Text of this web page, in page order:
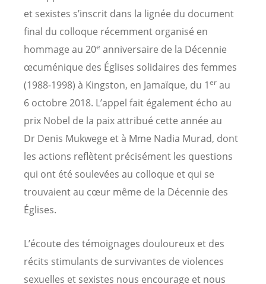
et sexistes s’inscrit dans la lignée du document
final du colloque récemment organisé en
hommage au 20e anniversaire de la Décennie
œcuménique des Églises solidaires des femmes
(1988-1998) à Kingston, en Jamaïque, du 1er au
6 octobre 2018. L’appel fait également écho au
prix Nobel de la paix attribué cette année au
Dr Denis Mukwege et à Mme Nadia Murad, dont
les actions reflètent précisément les questions
qui ont été soulevées au colloque et qui se
trouvaient au cœur même de la Décennie des
Églises.
L’écoute des témoignages douloureux et des
récits stimulants de survivantes de violences
sexuelles et sexistes nous encourage et nous